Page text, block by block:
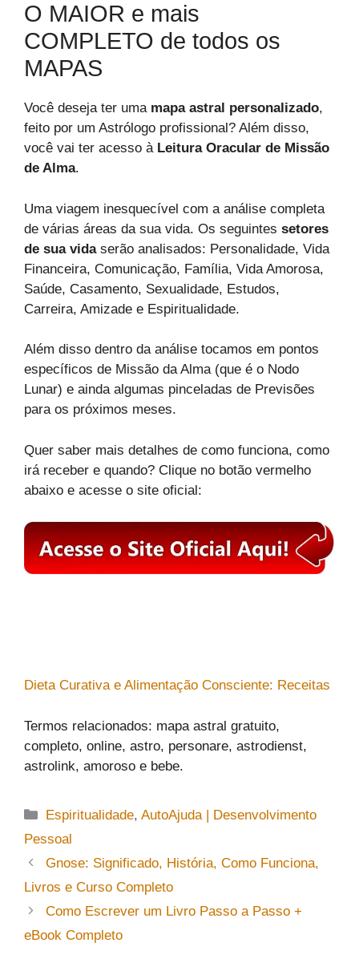
O MAIOR e mais
COMPLETO de todos os
MAPAS
Você deseja ter uma mapa astral personalizado,
feito por um Astrólogo profissional? Além disso,
você vai ter acesso à Leitura Oracular de Missão
de Alma.
Uma viagem inesquecível com a análise completa
de várias áreas da sua vida. Os seguintes setores
de sua vidaserão analisados: Personalidade, Vida
Financeira, Comunicação, Família, Vida Amorosa,
Saúde, Casamento, Sexualidade, Estudos,
Carreira, Amizade e Espiritualidade.
Além disso dentro da análise tocamos em pontos
específicos de Missão da Alma (que é o Nodo
Lunar) e ainda algumas pinceladas de Previsões
para os próximos meses.
Quer saber mais detalhes de como funciona, como
irá receber e quando? Clique no botão vermelho
abaixo e acesse o site oficial:
Dieta Curativa e Alimentação Consciente: Receitas
Termos relacionados: mapa astral gratuito,
completo, online, astro, personare, astrodienst,
astrolink, amoroso e bebe.
Categorias
Espiritualidade,AutoAjuda | Desenvolvimento
Pessoal
Gnose: Significado, História, Como Funciona,
Livros e Curso Completo
Como Escrever um Livro Passo a Passo +
eBook Completo